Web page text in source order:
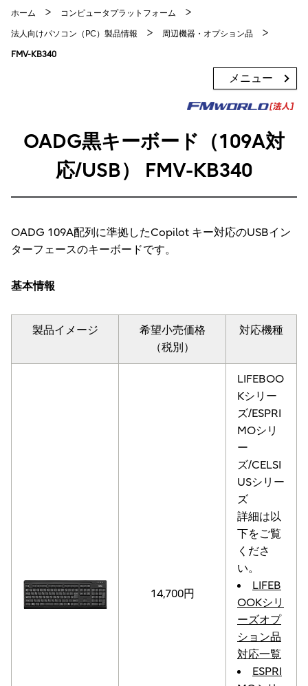
ホーム コンピュータプラットフォーム
法人向けパソコン（PC）製品情報 周辺機器・オプション品
FMV-KB340
メニュー
OADG黒キーボード（109A対
応/USB） FMV-KB340
OADG 109A配列に準拠したCopilot キー対応のUSBイン
ターフェースのキーボードです。
基本情報
製品イメージ
希望小売価格
（税別）
対応機種
14,700円
LIFEBOO
Kシリー
ズ/ESPRI
MOシリ
ー
ズ/CELSI
USシリー
ズ
詳細は以
下をご覧
くださ
い。
LIFEB
OOKシリ
ーズオプ
ション品
対応一覧
ESPRI